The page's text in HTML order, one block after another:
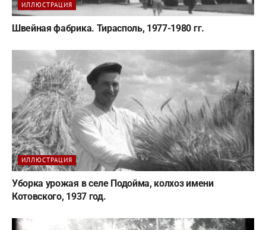
ИЛЛЮСТРАЦИЯ
Швейная фабрика. Тирасполь, 1977-1980 гг.
ИЛЛЮСТРАЦИЯ
Уборка урожая в селе Подойма, колхоз имени
Котовского, 1937 год.